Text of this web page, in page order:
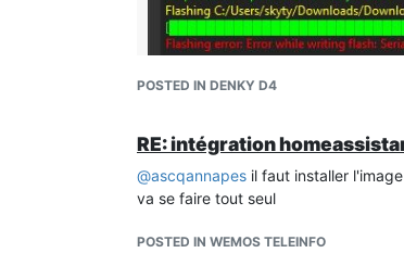
j'utilise le V3.3.1
POSTED IN DENKY D4
RE: intégration
@ascqannapes il faut installer
va se faire tout seul
POSTED IN WEMOS TELEINFO